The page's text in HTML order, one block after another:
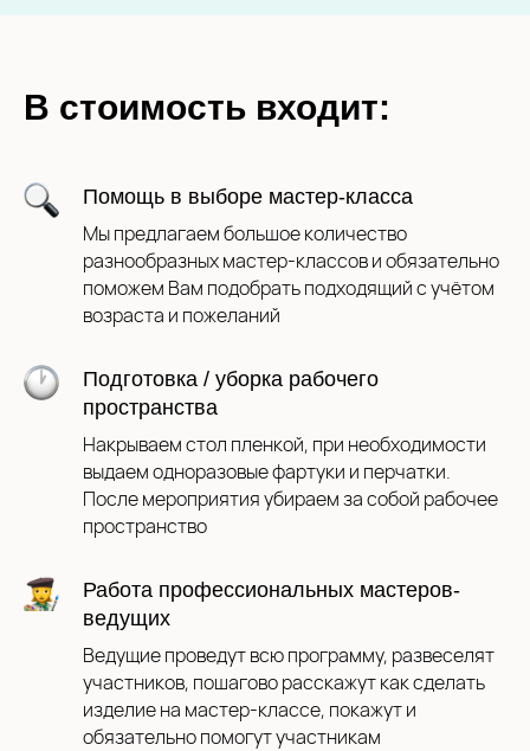
В стоимость входит:
Помощь в выборе мастер-класса
Мы предлагаем большое количество
разнообразных мастер-классов и обязательно
поможем Вам подобрать подходящий с учётом
возраста и пожеланий
Подготовка / уборка рабочего
пространства
Накрываем стол пленкой, при необходимости
выдаем одноразовые фартуки и перчатки.
После мероприятия убираем за собой рабочее
пространство
Работа профессиональных мастеров-
ведущих
Ведущие проведут всю программу, развеселят
участников, пошагово расскажут как сделать
изделие на мастер-классе, покажут и
обязательно помогут участникам
Оставить заявку